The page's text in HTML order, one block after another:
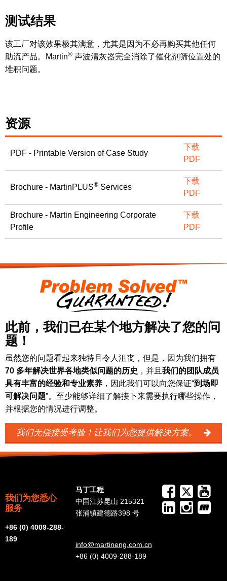
测试结果
该工厂对该效果极其满意，尤其是因为不必再购买其他任何
助流产品。Martin® 声波清灰器完全消除了催化剂筛位置处的
堆积问题。
资源
PDF - Printable Version of Case Study
下载
PDF
Brochure - MartinPLUS® Services
下载
PDF
Brochure - Martin Engineering Corporate
Profile
下载
PDF
此前，我们已在某个地方解决了您的问
题！
虽然您的问题看起来独特且令人沮丧，但是，因为我们拥有
70 多年解决世界各地类似问题的历史 ，并且 我们的团队成员
具有丰富的经验和专业素养 ，因此我们可以向您保证“到场即
可解决问题”。至少能够详细了解接下来需要执行哪些操作，
并根据您的情况进行调整。
我们无偿接受考验！让我们为您提供解决方案。
我们为您悉心
服务
+86 (0) 4009-288-
189
马丁工程
中国江苏昆山 215321
张浦镇建德路398 号
info@martineng.com.cn
+86 (0) 4009-288-189